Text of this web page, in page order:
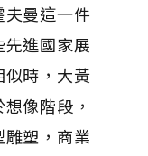
夫曼這一件
進國家展
時，大黃
像階段，
塑，商業